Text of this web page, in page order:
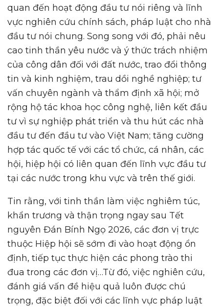
quan đến hoạt động đầu tư nói riêng và lĩnh
vực nghiên cứu chính sách, pháp luật cho nhà
đầu tư nói chung. Song song với đó, phải nêu
cao tinh thần yêu nước và ý thức trách nhiệm
của công dân đối với đất nước, trao đổi thông
tin và kinh nghiệm, trau dồi nghề nghiệp; tư
vấn chuyên ngành và thẩm định xã hội; mở
rộng hộ tác khoa học công nghệ, liên kết đầu
tư vì sự nghiệp phát triển và thu hút các nhà
đầu tư đến đầu tư vào Việt Nam; tăng cường
hợp tác quốc tế với các tổ chức, cá nhân, các
hội, hiệp hội có liên quan đến lĩnh vực đầu tư
tại các nước trong khu vực và trên thế giới.
Tin rằng, với tinh thần làm việc nghiêm túc,
khẩn trương và thận trọng ngay sau Tết
nguyên Đán Bính Ngọ 2026, các đơn vị trực
thuộc Hiệp hội sẽ sớm đi vào hoạt động ổn
định, tiếp tục thực hiện các phong trào thi
đua trong các đơn vị…Từ đó, việc nghiên cứu,
đánh giá vấn đề hiệu quả luôn được chú
trọng, đặc biệt đối với các lĩnh vực pháp luật